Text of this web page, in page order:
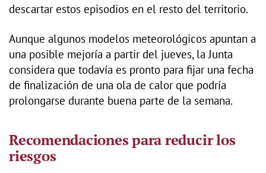
descartar estos episodios en el resto del territorio.
Aunque algunos modelos meteorológicos apuntan a
una posible mejoría a partir del jueves, la Junta
considera que todavía es pronto para fijar una fecha
de finalización de una ola de calor que podría
prolongarse durante buena parte de la semana.
Recomendaciones para reducir los
riesgos